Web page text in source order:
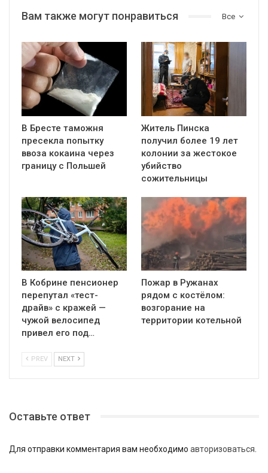
Все
Вам также могут понравиться
В Бресте таможня
пресекла попытку
ввоза кокаина через
границу с Польшей
Житель Пинска
получил более 19 лет
колонии за жестокое
убийство
сожительницы
В Кобрине пенсионер
перепутал «тест-
драйв» с кражей —
чужой велосипед
привел его под…
Пожар в Ружанах
рядом с костёлом:
возгорание на
территории котельной
PREV NEXT
Оставьте ответ
Для отправки комментария вам необходимо авторизоваться